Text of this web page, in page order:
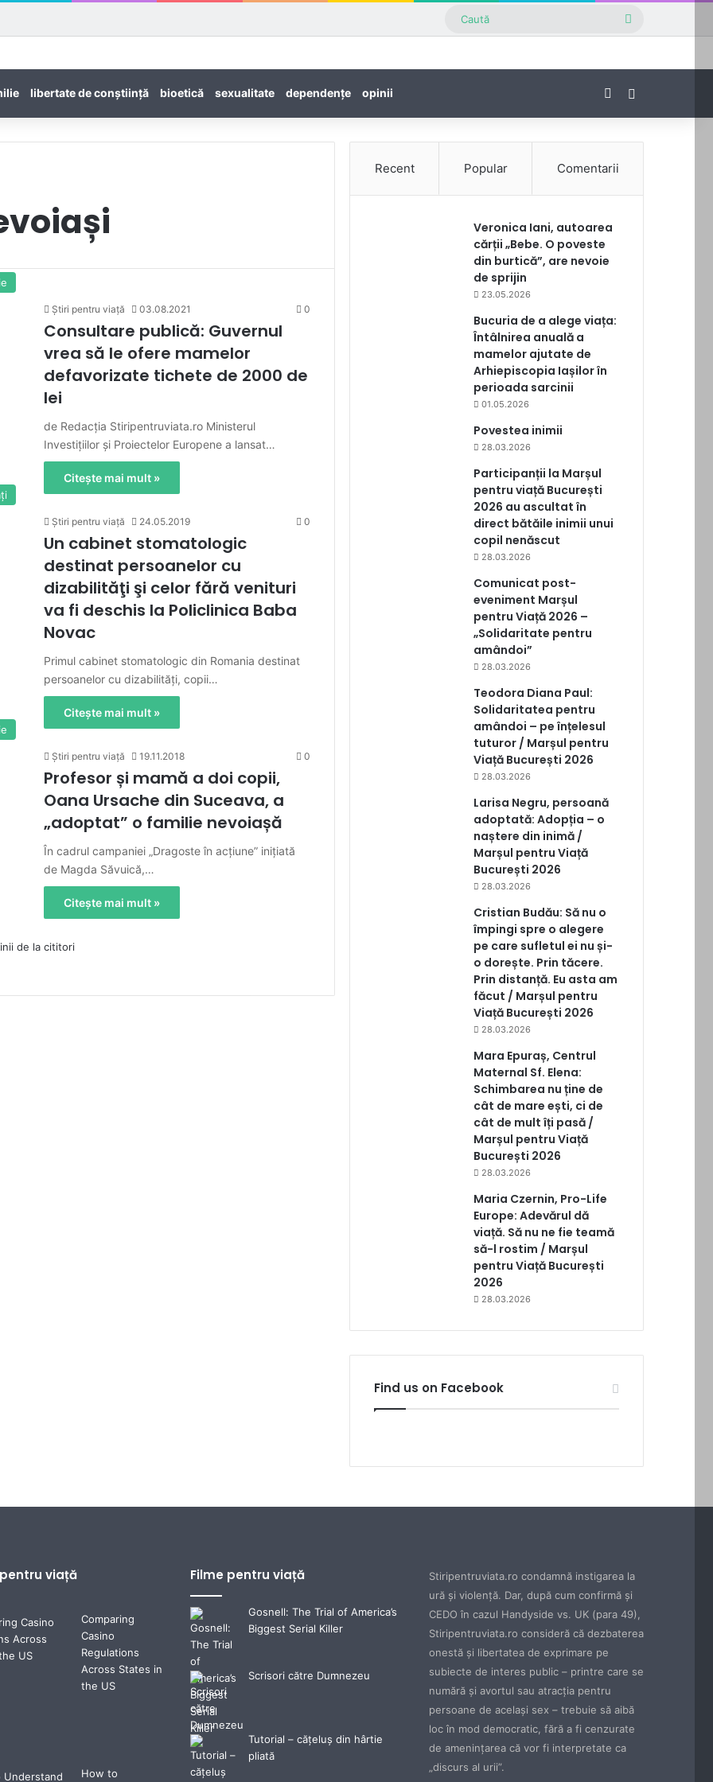
libertate de conștiință bioetică sexualitate dependenţe opinii Facebook
Știri pentru viață 03.08.2021 0
Consultare publică: Guvernul
vrea să le ofere mamelor
defavorizate tichete de 2000 de
lei
de Redacția Stiripentruviata.ro Ministerul
Investiţiilor şi Proiectelor Europene a lansat…
Citește mai mult »
Știri pentru viață 24.05.2019 0
Un cabinet stomatologic
destinat persoanelor cu
dizabilităţi şi celor fără venituri
va fi deschis la Policlinica Baba
Novac
Primul cabinet stomatologic din Romania destinat
persoanelor cu dizabilităţi, copii…
Citește mai mult »
Știri pentru viață 19.11.2018 0
Profesor și mamă a doi copii,
Oana Ursache din Suceava, a
„adoptat” o familie nevoiașă
În cadrul campaniei „Dragoste în acţiune” iniţiată
de Magda Săvuică,…
Citește mai mult »
Recent Popular Comentarii
Veronica Iani, autoarea
cărții „Bebe. O poveste
din burtică”, are nevoie
de sprijin
23.05.2026
Bucuria de a alege viața:
Întâlnirea anuală a
mamelor ajutate de
Arhiepiscopia Iașilor în
perioada sarcinii
01.05.2026
Povestea inimii
28.03.2026
Participanții la Marșul
pentru viață București
2026 au ascultat în
direct bătăile inimii unui
copil nenăscut
28.03.2026
Comunicat post-
eveniment Marșul
pentru Viață 2026 –
„Solidaritate pentru
amândoi”
28.03.2026
Teodora Diana Paul:
Solidaritatea pentru
amândoi – pe înțelesul
tuturor / Marșul pentru
Viață București 2026
28.03.2026
Larisa Negru, persoană
adoptată: Adopția – o
naștere din inimă /
Marșul pentru Viață
București 2026
28.03.2026
Cristian Budău: Să nu o
împingi spre o alegere
pe care sufletul ei nu și-
o dorește. Prin tăcere.
Prin distanță. Eu asta am
făcut / Marșul pentru
Viață București 2026
28.03.2026
Mara Epuraș, Centrul
Maternal Sf. Elena:
Schimbarea nu ține de
cât de mare ești, ci de
cât de mult îți pasă /
Marșul pentru Viață
București 2026
28.03.2026
Maria Czernin, Pro-Life
Europe: Adevărul dă
viață. Să nu ne fie teamă
să-l rostim / Marșul
pentru Viață București
2026
28.03.2026
Find us on Facebook
viață
Comparing
Casino
Regulations
Across States in
the US
How to
Filme pentru viață
Gosnell: The Trial of America’s
Biggest Serial Killer
Scrisori către Dumnezeu
Tutorial – cățeluș din hârtie
pliată
Stiripentruviata.ro condamnă instigarea la
ură şi violenţă. Dar, după cum confirmă şi
CEDO în cazul Handyside vs. UK (para 49),
Stiripentruviata.ro consideră că dezbaterea
onestă şi libertatea de exprimare pe
subiecte de interes public – printre care se
numără şi avortul sau atracţia pentru
persoane de acelaşi sex – trebuie să aibă
loc în mod democratic, fără a fi cenzurate
de ameninţarea că vor fi interpretate ca
„discurs al urii”.